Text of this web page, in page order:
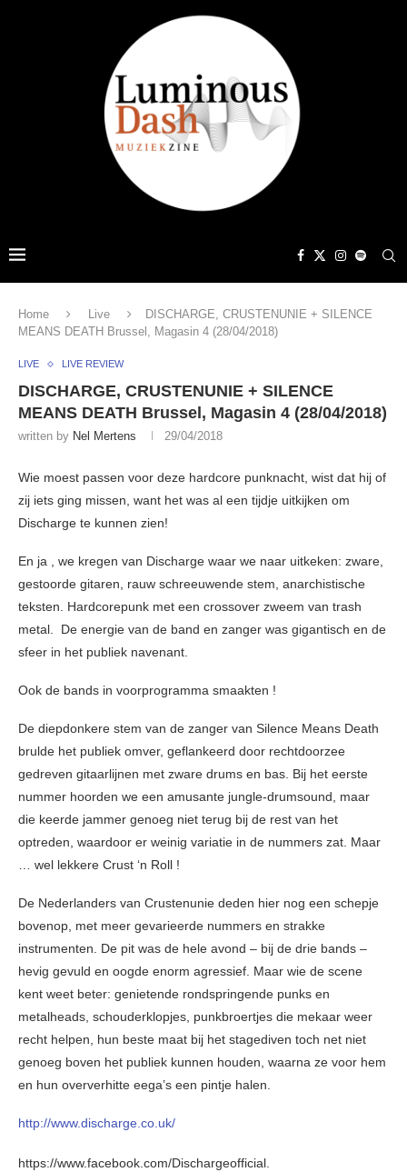
Home Live
DISCHARGE, CRUSTENUNIE + SILENCE
MEANS DEATH Brussel, Magasin 4 (28/04/2018)
LIVE LIVE REVIEW
DISCHARGE, CRUSTENUNIE + SILENCE
MEANS DEATH Brussel, Magasin 4 (28/04/2018)
written by Nel Mertens 29/04/2018
Wie moest passen voor deze hardcore punknacht, wist dat hij of
zij iets ging missen, want het was al een tijdje uitkijken om
Discharge te kunnen zien!
En ja , we kregen van Discharge waar we naar uitkeken: zware,
gestoorde gitaren, rauw schreeuwende stem, anarchistische
teksten. Hardcorepunk met een crossover zweem van trash
metal. De energie van de band en zanger was gigantisch en de
sfeer in het publiek navenant.
Ook de bands in voorprogramma smaakten !
De diepdonkere stem van de zanger van Silence Means Death
brulde het publiek omver, geflankeerd door rechtdoorzee
gedreven gitaarlijnen met zware drums en bas. Bij het eerste
nummer hoorden we een amusante jungle-drumsound, maar
die keerde jammer genoeg niet terug bij de rest van het
optreden, waardoor er weinig variatie in de nummers zat. Maar
… wel lekkere Crust ‘n Roll !
De Nederlanders van Crustenunie deden hier nog een schepje
bovenop, met meer gevarieerde nummers en strakke
instrumenten. De pit was de hele avond – bij de drie bands –
hevig gevuld en oogde enorm agressief. Maar wie de scene
kent weet beter: genietende rondspringende punks en
metalheads, schouderklopjes, punkbroertjes die mekaar weer
recht helpen, hun beste maat bij het stagediven toch net niet
genoeg boven het publiek kunnen houden, waarna ze voor hem
en hun oververhitte eega’s een pintje halen.
http://www.discharge.co.uk/
https://www.facebook.com/Dischargeofficial.